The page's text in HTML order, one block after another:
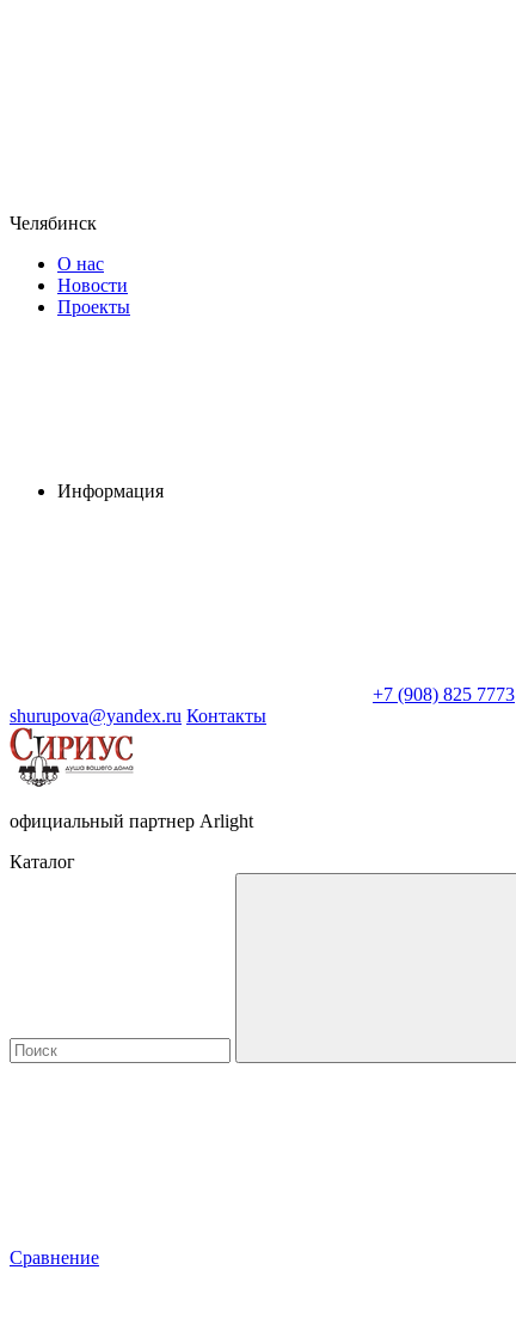
Челябинск
О нас
Новости
Проекты
Информация
+7 (908) 825 7773
shurupova@yandex.ru Контакты
официальный партнер Arlight
Каталог
Сравнение